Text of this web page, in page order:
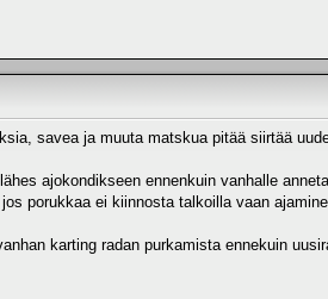
savea ja muuta matskua pitää siirtää
ajokondikseen ennenkuin vanhalle
porukkaa ei kiinnosta talkoilla vaan
karting radan purkamista ennekuin